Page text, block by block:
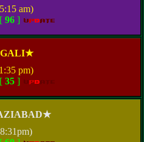
am)
[ 96]
pm)
[ 35]